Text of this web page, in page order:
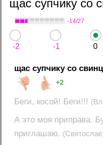
щас супчику со
-14/27
-2 -1 0
щас супчику со
+2
Беги, косой! Беги!!!
А это моя приправа.
приглашаю.